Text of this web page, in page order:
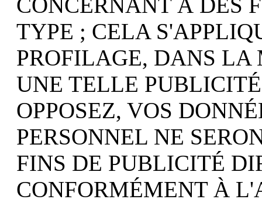
TYPE ; CELA
PROFILAGE, DANS LA
UNE TELLE
OPPOSEZ, VOS
PERSONNEL NE
FINS DE PUBLICITÉ
CONFORMÉMENT À